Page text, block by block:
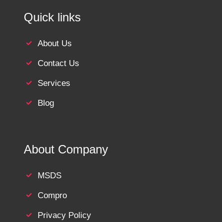
Quick links
About Us
Contact Us
Services
Blog
About Company
MSDS
Compro
Privacy Policy